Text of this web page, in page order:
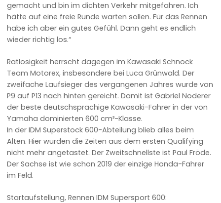
gemacht und bin im dichten Verkehr mitgefahren. Ich
hätte auf eine freie Runde warten sollen. Für das Rennen
habe ich aber ein gutes Gefühl. Dann geht es endlich
wieder richtig los.“
Ratlosigkeit herrscht dagegen im Kawasaki Schnock
Team Motorex, insbesondere bei Luca Grünwald. Der
zweifache Laufsieger des vergangenen Jahres wurde von
P9 auf P13 nach hinten gereicht. Damit ist Gabriel Noderer
der beste deutschsprachige Kawasaki-Fahrer in der von
Yamaha dominierten 600 cm³-Klasse.
In der IDM Superstock 600-Abteilung blieb alles beim
Alten. Hier wurden die Zeiten aus dem ersten Qualifying
nicht mehr angetastet. Der Zweitschnellste ist Paul Fröde.
Der Sachse ist wie schon 2019 der einzige Honda-Fahrer
im Feld.
Startaufstellung, Rennen IDM Supersport 600: